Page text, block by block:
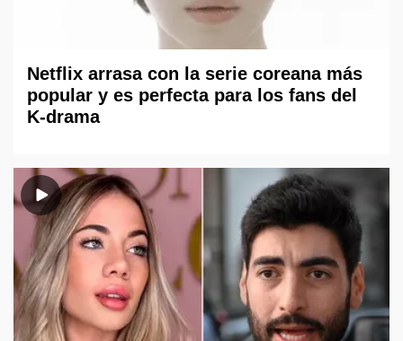
Netflix arrasa con la serie coreana más
popular y es perfecta para los fans del
K-drama